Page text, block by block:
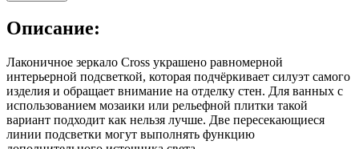
Описание:
Лаконичное зеркало Cross украшено равномерной
интерьерной подсветкой, которая подчёркивает силуэт самого
изделия и обращает внимание на отделку стен. Для ванных с
использованием мозаики или рельефной плитки такой
вариант подходит как нельзя лучше. Две пересекающиеся
линии подсветки могут выполнять функцию